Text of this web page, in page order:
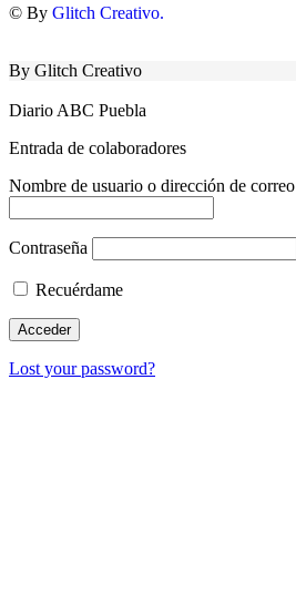
© By Glitch Creativo.
By Glitch Creativo
Diario ABC Puebla
Entrada de colaboradores
Nombre de usuario o dirección de correo
Contraseña
Recuérdame
Lost your password?